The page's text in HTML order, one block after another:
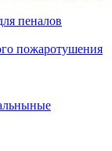
пеналов
пожаротушения